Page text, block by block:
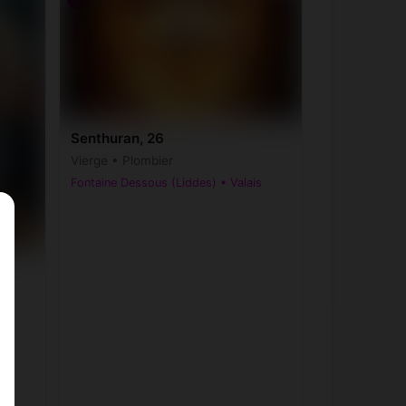
Senthuran, 26
Fontaine Dessous (Liddes) • Valais